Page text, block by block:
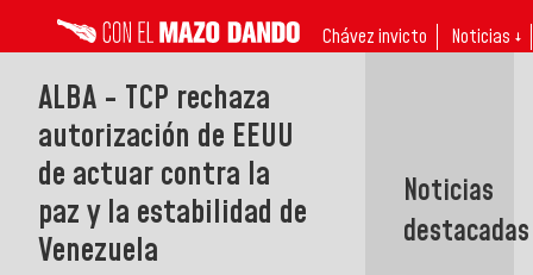
Chávez invicto Noticias ↓
ALBA - TCP rechaza
autorización de EEUU
de actuar contra la
paz y la estabilidad de
Venezuela
Noticias
destacadas